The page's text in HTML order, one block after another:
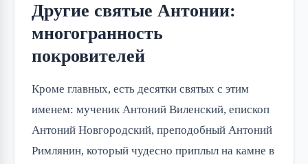
Другие святые Антонии:
многогранность
покровителей
Кроме главных, есть десятки святых с этим
именем: мученик Антоний Виленский, епископ
Антоний Новгородский, преподобный Антоний
Римлянин, который чудесно приплыл на камне в